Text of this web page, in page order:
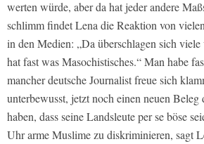
werten würde, aber da hat jeder andere
schlimm findet Lena die Reaktion von
in den Medien: „Da überschlagen sich
hat fast was Masochistisches.“ Man habe
mancher deutsche Journalist freue sich
unterbewusst, jetzt noch einen neuen Beleg
haben, dass seine Landsleute per se böse
Uhr arme Muslime zu diskriminieren, sagt